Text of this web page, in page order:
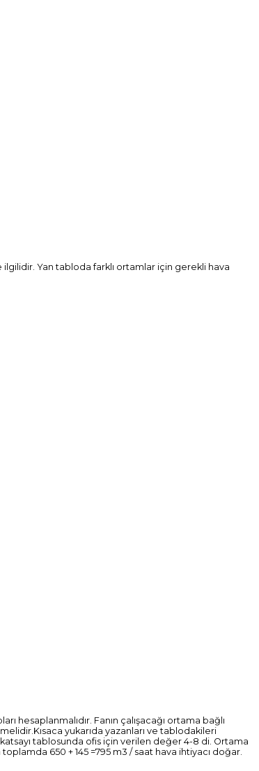
ilgilidir. Yan tabloda farklı ortamlar için gerekli hava
hesaplanmalıdır. Fanın çalışacağı ortama bağlı
Kısaca yukarıda yazanları ve tablodakileri
tablosunda ofis için verilen değer 4-8 di. Ortama
toplamda 650 + 145 =795 m3 / saat hava ihtiyacı doğar.